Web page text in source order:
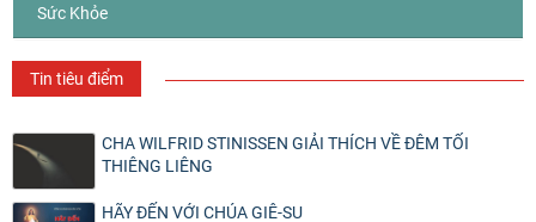
Sức Khỏe
Tin tiêu điểm
CHA WILFRID STINISSEN GIẢI THÍCH VỀ ĐÊM TỐI
THIÊNG LIÊNG
HÃY ĐẾN VỚI CHÚA GIÊ-SU